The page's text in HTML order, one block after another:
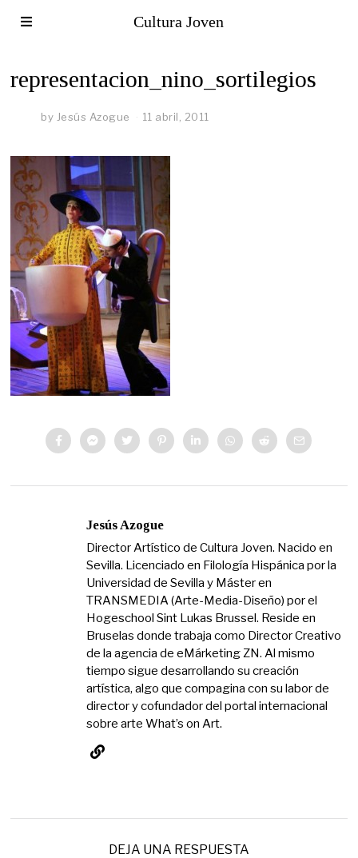
Cultura Joven
representacion_nino_sortilegios
by Jesús Azogue 11 abril, 2011
Jesús Azogue
Director Artístico de Cultura Joven. Nacido en
Sevilla. Licenciado en Filología Hispánica por la
Universidad de Sevilla y Máster en
TRANSMEDIA (Arte-Media-Diseño) por el
Hogeschool Sint Lukas Brussel. Reside en
Bruselas donde trabaja como Director Creativo
de la agencia de eMárketing ZN. Al mismo
tiempo sigue desarrollando su creación
artística, algo que compagina con su labor de
director y cofundador del portal internacional
sobre arte What’s on Art.
DEJA UNA RESPUESTA